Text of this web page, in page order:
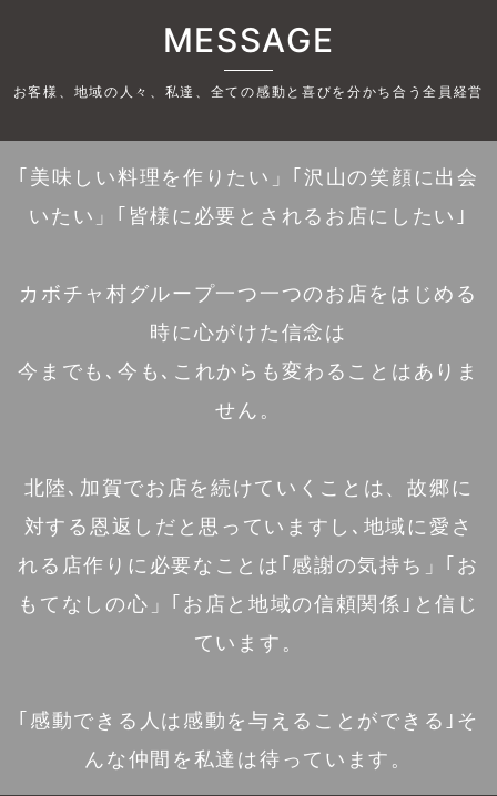
MESSAGE
お客様、地域の人々、私達、全ての感動と喜びを分かち合う全員経営
｢美味しい料理を作りたい」｢沢山の笑顔に出会
いたい」｢皆様に必要とされるお店にしたい｣
カボチャ村グループ一つ一つのお店をはじめる
時に心がけた信念は
今までも､今も､これからも変わることはありま
せん。
北陸､加賀でお店を続けていくことは、故郷に
対する恩返しだと思っていますし､地域に愛さ
れる店作りに必要なことは｢感謝の気持ち」｢お
もてなしの心」｢お店と地域の信頼関係｣と信じ
ています。
｢感動できる人は感動を与えることができる｣そ
んな仲間を私達は待っています。